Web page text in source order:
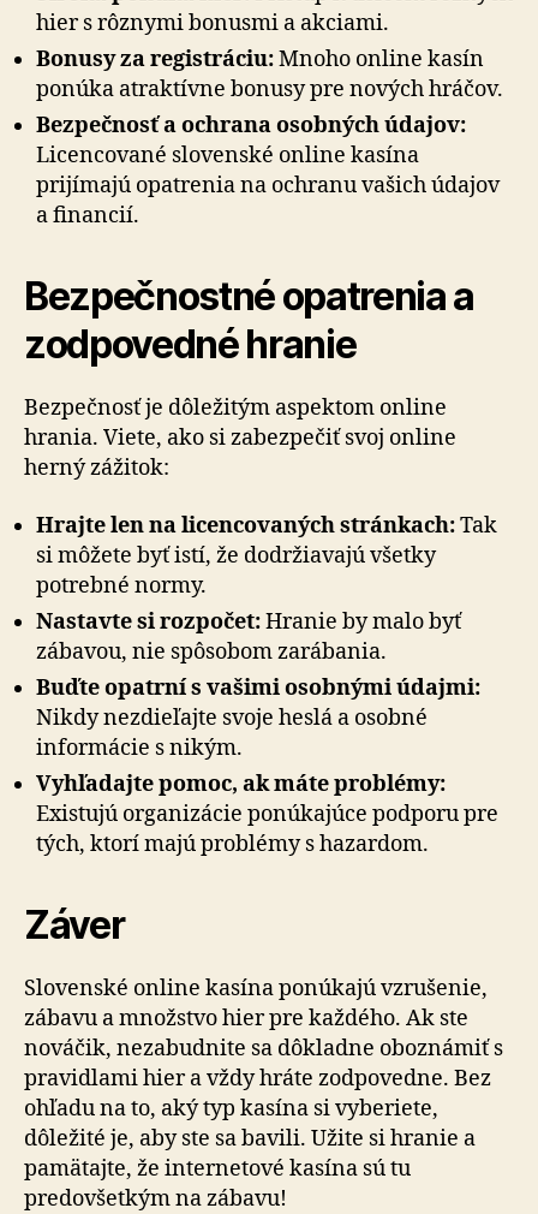
hier s rôznymi bonusmi a akciami.
Bonusy za registráciu:Mnoho online kasín
ponúka atraktívne bonusy pre nových hráčov.
Bezpečnosť a ochrana osobných údajov:
Licencované slovenské online kasína
prijímajú opatrenia na ochranu vašich údajov
a financií.
Bezpečnostné opatrenia a
zodpovedné hranie
Bezpečnosť je dôležitým aspektom online
hrania. Viete, ako si zabezpečiť svoj online
herný zážitok:
Hrajte len na licencovaných stránkach:Tak
si môžete byť istí, že dodržiavajú všetky
potrebné normy.
Nastavte si rozpočet:Hranie by malo byť
zábavou, nie spôsobom zarábania.
Buďte opatrní s vašimi osobnými údajmi:
Nikdy nezdieľajte svoje heslá a osobné
informácie s nikým.
Vyhľadajte pomoc, ak máte problémy:
Existujú organizácie ponúkajúce podporu pre
tých, ktorí majú problémy s hazardom.
Záver
Slovenské online kasína ponúkajú vzrušenie,
zábavu a množstvo hier pre každého. Ak ste
nováčik, nezabudnite sa dôkladne oboznámiť s
pravidlami hier a vždy hráte zodpovedne. Bez
ohľadu na to, aký typ kasína si vyberiete,
dôležité je, aby ste sa bavili. Užite si hranie a
pamätajte, že internetové kasína sú tu
predovšetkým na zábavu!